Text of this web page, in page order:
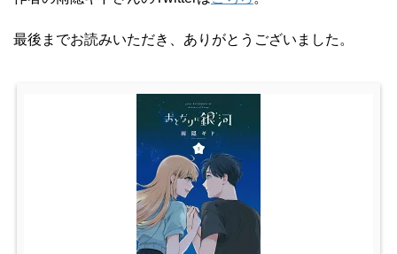
最後までお読みいただき、ありがとうございました。